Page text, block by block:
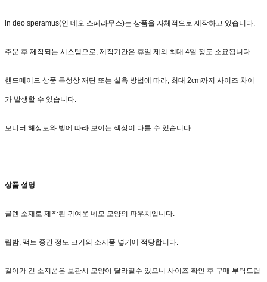
in deo speramus(인 데오 스페라무스)는 상품을 자체적으로 제작하고 있습니다.
주문 후 제작되는 시스템으로, 제작기간은 휴일 제외 최대 4일 정도 소요됩니다.
핸드메이드 상품 특성상 재단 또는 실측 방법에 따라, 최대 2cm까지 사이즈 차이
가 발생할 수 있습니다.
모니터 해상도와 빛에 따라 보이는 색상이 다를 수 있습니다.
상품 설명
골덴 소재로 제작된 귀여운 네모 모양의 파우치입니다.
립밤, 팩트 중간 정도 크기의 소지품 넣기에 적당합니다.
길이가 긴 소지품은 보관시 모양이 달라질수 있으니 사이즈 확인 후 구매 부탁드립